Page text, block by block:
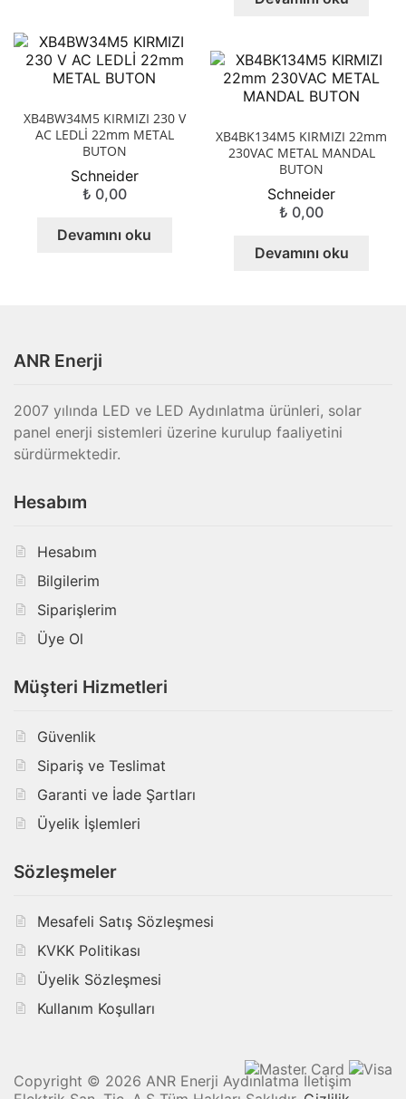
XB4BW34M5 KIRMIZI 230 V
AC LEDLİ 22mm METAL
BUTON
Schneider
₺ 0,00
Devamını oku
XB4BK134M5 KIRMIZI 22mm
230VAC METAL MANDAL
BUTON
Schneider
₺ 0,00
Devamını oku
ANR Enerji
2007 yılında LED ve LED Aydınlatma ürünleri, solar
panel enerji sistemleri üzerine kurulup faaliyetini
sürdürmektedir.
Hesabım
Hesabım
Bilgilerim
Siparişlerim
Üye Ol
Müşteri Hizmetleri
Güvenlik
Sipariş ve Teslimat
Garanti ve İade Şartları
Üyelik İşlemleri
Sözleşmeler
Mesafeli Satış Sözleşmesi
KVKK Politikası
Üyelik Sözleşmesi
Kullanım Koşulları
Copyright © 2026 ANR Enerji Aydınlatma İletişim